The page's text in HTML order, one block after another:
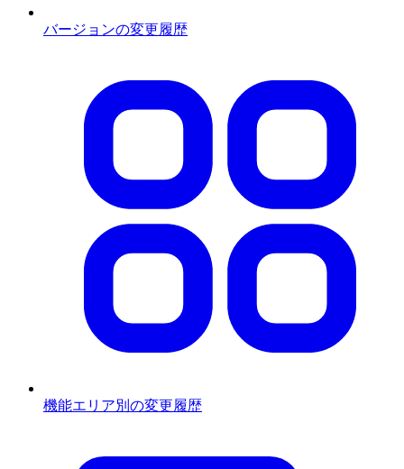
バージョンの変更履歴
機能エリア別の変更履歴